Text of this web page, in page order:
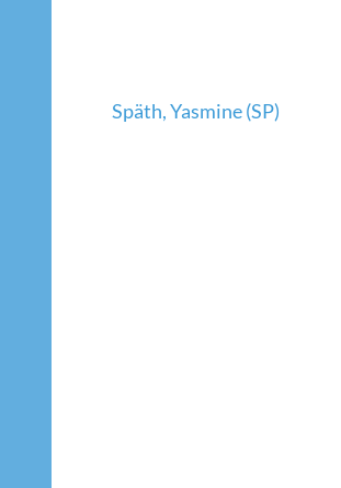
Beitragsnavigation
Späth, Yasmine (SP)